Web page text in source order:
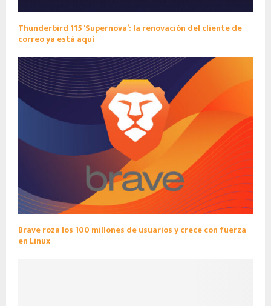
Thunderbird 115 ‘Supernova’: la renovación del cliente de
correo ya está aquí
Brave roza los 100 millones de usuarios y crece con fuerza
en Linux